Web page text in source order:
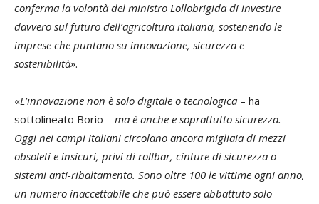
conferma la volontà del ministro Lollobrigida di investire
davvero sul futuro dell’agricoltura italiana, sostenendo le
imprese che puntano su innovazione, sicurezza e
sostenibilità».
«L’innovazione non è solo digitale o tecnologica – ha
sottolineato Borio – ma è anche e soprattutto sicurezza.
Oggi nei campi italiani circolano ancora migliaia di mezzi
obsoleti e insicuri, privi di rollbar, cinture di sicurezza o
sistemi anti-ribaltamento. Sono oltre 100 le vittime ogni anno,
un numero inaccettabile che può essere abbattuto solo